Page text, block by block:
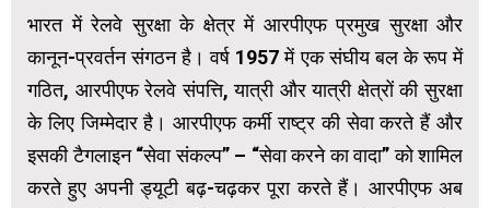
भारत में रेलवे सुरक्षा के क्षेत्र में आरपीएफ प्रमुख सुरक्षा और
कानून-प्रवर्तन संगठन है। वर्ष 1957 में एक संघीय बल के रूप में
गठित, आरपीएफ रेलवे संपत्ति, यात्री और यात्री क्षेत्रों की सुरक्षा
के लिए जिम्मेदार है। आरपीएफ कर्मी राष्ट्र की सेवा करते हैं और
इसकी टैगलाइन “सेवा संकल्प” – “सेवा करने का वादा” को शामिल
करते हुए अपनी ड्यूटी बढ़-चढ़कर पूरा करते हैं। आरपीएफ अब